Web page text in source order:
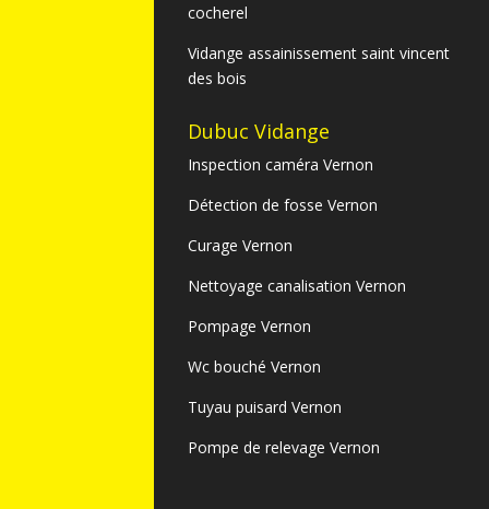
cocherel
Vidange assainissement saint vincent
des bois
Dubuc Vidange
Inspection caméra Vernon
Détection de fosse Vernon
Curage Vernon
Nettoyage canalisation Vernon
Pompage Vernon
Wc bouché Vernon
Tuyau puisard Vernon
Pompe de relevage Vernon